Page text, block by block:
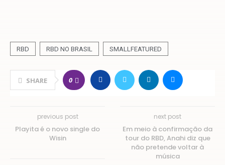
RBD RBD NO BRASIL SMALLFEATURED
SHARE 0
previous post
Playita é o novo single do
Wisin
next post
Em meio à confirmação da
tour do RBD, Anahi diz que
não pretende voltar à
música